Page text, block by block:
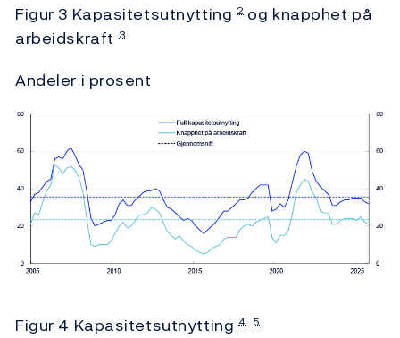
Figur 3 Kapasitetsutnytting 2og knapphet på
arbeidskraft 3
Andeler i prosent
Figur 4 Kapasitetsutnytting 4 5